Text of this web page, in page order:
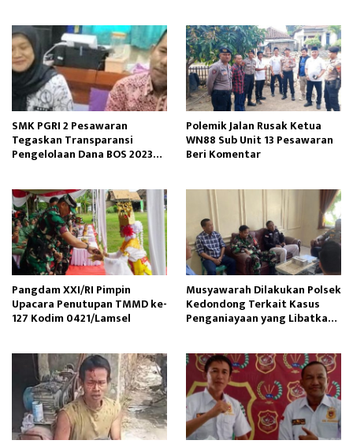
SMK PGRI 2 Pesawaran
Tegaskan Transparansi
Pengelolaan Dana BOS 2023–
Polemik Jalan Rusak Ketua
WN88 Sub Unit 13 Pesawaran
Beri Komentar
Pangdam XXI/RI Pimpin
Upacara Penutupan TMMD ke-
127 Kodim 0421/Lamsel
Musyawarah Dilakukan Polsek
Kedondong Terkait Kasus
Penganiayaan yang Libatkan